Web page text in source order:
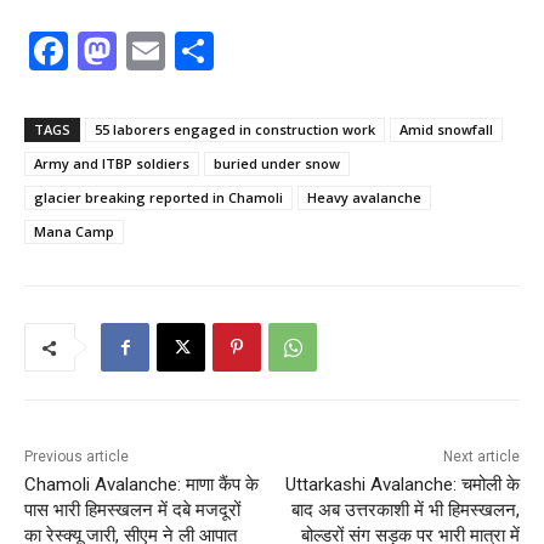
F
c
e
b
o
M
st
o
d
E
ai
l
ar
e
TAGS 55 laborers engaged in construction work
Amid snowfall
Army and ITBP soldiers
buried under snow
glacier breaking reported in Chamoli
Heavy avalanche
Mana Camp
Previous article
Chamoli Avalanche: माणा कैंप के
पास भारी हिमस्खलन में दबे मजदूरों
का रेस्क्यू जारी, सीएम ने ली आपात
Next article
Uttarkashi Avalanche: चमोली के
बाद अब उत्तरकाशी में भी हिमस्खलन,
बोल्डरों संग सड़क पर भारी मात्रा में